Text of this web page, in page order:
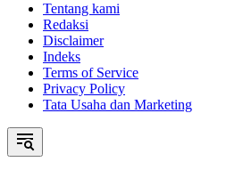
Tentang kami
Redaksi
Disclaimer
Indeks
Terms of Service
Privacy Policy
Tata Usaha dan Marketing